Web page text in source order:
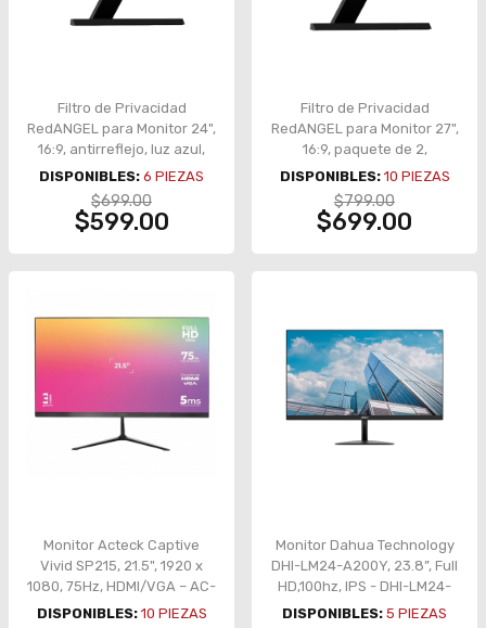
Filtro de Privacidad
RedANGEL para Monitor 24",
16:9, antirreflejo, luz azul,
paquete de 2 –
X004QQ7GK7
DISPONIBLES: 6 PIEZAS
$699.00
$599.00
Filtro de Privacidad
RedANGEL para Monitor 27",
16:9, paquete de 2,
antirreflejo, luz azul –
X004QQ72EH
DISPONIBLES: 10 PIEZAS
$799.00
$699.00
Monitor Acteck Captive
Vivid SP215, 21.5", 1920 x
1080, 75Hz, HDMI/VGA – AC-
933858
DISPONIBLES: 10 PIEZAS
Monitor Dahua Technology
DHI-LM24-A200Y, 23.8”, Full
HD,100hz, IPS - DHI-LM24-
A200Y
DISPONIBLES: 5 PIEZAS